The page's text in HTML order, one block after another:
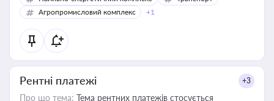
Агропромисловий комплекс
+1
Рентні платежі +3
Про що тема: Тема рентних платежів стосується